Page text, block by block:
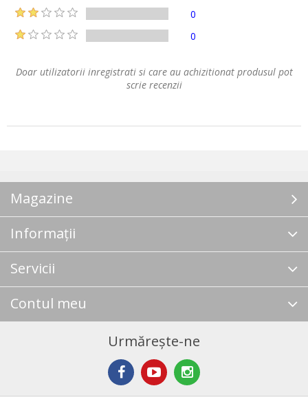
0
0
Doar utilizatorii inregistrati si care au achizitionat produsul pot
scrie recenzii
Magazine
Informații
Servicii
Contul meu
Urmărește-ne